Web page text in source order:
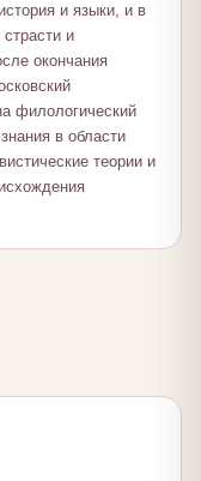
и языки, и в
и
окончания
филологический
в области
теории и